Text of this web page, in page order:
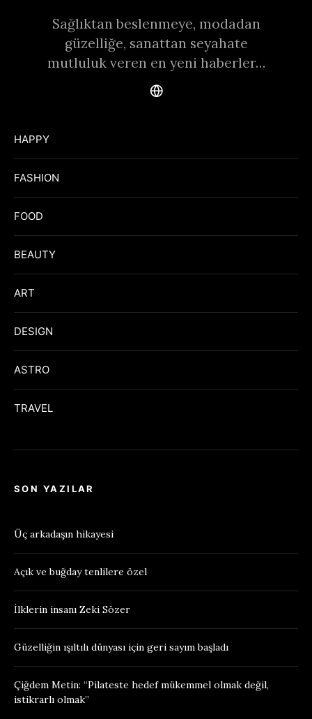
Sağlıktan beslenmeye, modadan
güzelliğe, sanattan seyahate
mutluluk veren en yeni haberler…
HAPPY
FASHION
FOOD
BEAUTY
ART
DESIGN
ASTRO
TRAVEL
SON YAZILAR
Üç arkadaşın hikayesi
Açık ve buğday tenlilere özel
İlklerin insanı Zeki Sözer
Güzelliğin ışıltılı dünyası için geri sayım başladı
Çiğdem Metin: “Pilateste hedef mükemmel olmak değil,
istikrarlı olmak”